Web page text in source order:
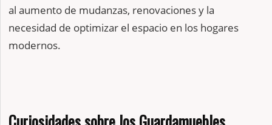
al aumento de mudanzas, renovaciones y la
necesidad de optimizar el espacio en los hogares
modernos.